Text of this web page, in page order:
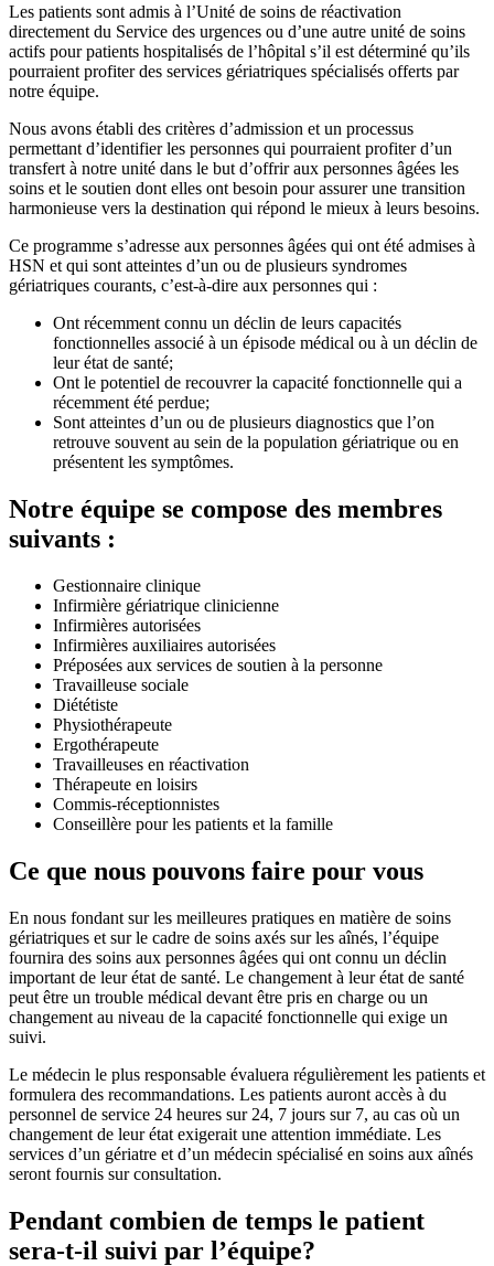
Les patients sont admis à l’Unité de soins de réactivation
directement du Service des urgences ou d’une autre unité de soins
actifs pour patients hospitalisés de l’hôpital s’il est déterminé qu’ils
pourraient profiter des services gériatriques spécialisés offerts par
notre équipe.
Nous avons établi des critères d’admission et un processus
permettant d’identifier les personnes qui pourraient profiter d’un
transfert à notre unité dans le but d’offrir aux personnes âgées les
soins et le soutien dont elles ont besoin pour assurer une transition
harmonieuse vers la destination qui répond le mieux à leurs besoins.
Ce programme s’adresse aux personnes âgées qui ont été admises à
HSN et qui sont atteintes d’un ou de plusieurs syndromes
gériatriques courants, c’est-à-dire aux personnes qui :
Ont récemment connu un déclin de leurs capacités
fonctionnelles associé à un épisode médical ou à un déclin de
leur état de santé;
Ont le potentiel de recouvrer la capacité fonctionnelle qui a
récemment été perdue;
Sont atteintes d’un ou de plusieurs diagnostics que l’on
retrouve souvent au sein de la population gériatrique ou en
présentent les symptômes.
Notre équipe se compose des membres
suivants :
Gestionnaire clinique
Infirmière gériatrique clinicienne
Infirmières autorisées
Infirmières auxiliaires autorisées
Préposées aux services de soutien à la personne
Travailleuse sociale
Diététiste
Physiothérapeute
Ergothérapeute
Travailleuses en réactivation
Thérapeute en loisirs
Commis-réceptionnistes
Conseillère pour les patients et la famille
Ce que nous pouvons faire pour vous
En nous fondant sur les meilleures pratiques en matière de soins
gériatriques et sur le cadre de soins axés sur les aînés, l’équipe
fournira des soins aux personnes âgées qui ont connu un déclin
important de leur état de santé. Le changement à leur état de santé
peut être un trouble médical devant être pris en charge ou un
changement au niveau de la capacité fonctionnelle qui exige un
suivi.
Le médecin le plus responsable évaluera régulièrement les patients et
formulera des recommandations. Les patients auront accès à du
personnel de service 24 heures sur 24, 7 jours sur 7, au cas où un
changement de leur état exigerait une attention immédiate. Les
services d’un gériatre et d’un médecin spécialisé en soins aux aînés
seront fournis sur consultation.
Pendant combien de temps le patient
sera-t-il suivi par l’équipe?